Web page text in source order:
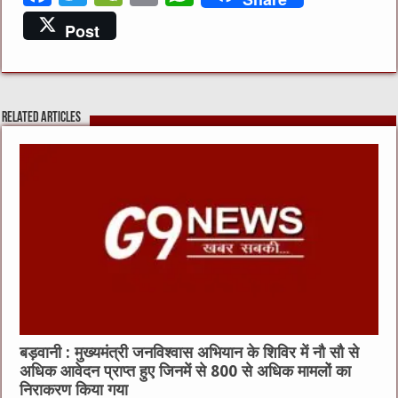
a
c
e
b
o
w
it
te h l
s
p
Post
Related Articles
बड़वानी : मुख्यमंत्री जनविश्वास अभियान के शिविर में नौ सौ से
अधिक आवेदन प्राप्त हुए जिनमें से 800 से अधिक मामलों का
निराकरण किया गया